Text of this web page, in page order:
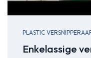
PLASTIC
Enkelassige